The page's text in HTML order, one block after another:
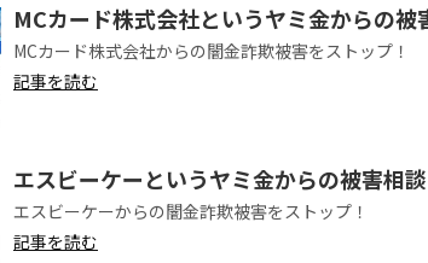
MCカード株式会社というヤミ金からの被
MCカード株式会社からの闇金詐欺被害をストップ！
記事を読む
エスビーケーというヤミ金からの被害相
エスビーケーからの闇金詐欺被害をストップ！
記事を読む